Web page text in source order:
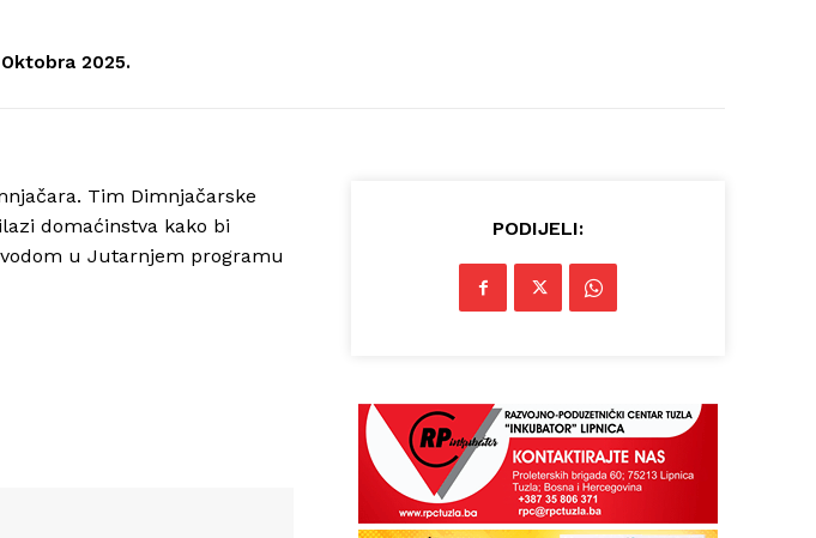
2025.
Tim Dimnjačarske
domaćinstva kako bi
u Jutarnjem programu
PODIJELI: